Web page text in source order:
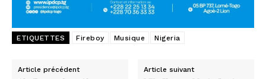
ETIQUETTES Fireboy Musique Nigeria
Article précédent Article suivant